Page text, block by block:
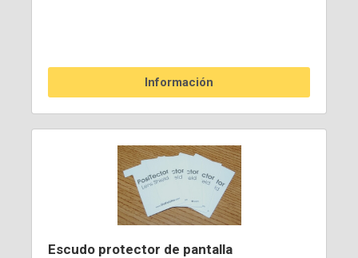
Información
Escudo protector de pantalla